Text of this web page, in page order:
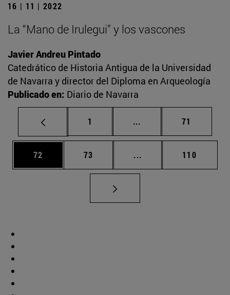
16 | 11 | 2022
La “Mano de Irulegui” y los vascones
Javier Andreu Pintado
Catedrático de Historia Antigua de la Universidad
de Navarra y director del Diploma en Arqueología
Publicado en: Diario de Navarra
Página
1 ... Páginas intermedias
Página
71
Página
72 Página
73 ... Páginas intermedias
Página
110